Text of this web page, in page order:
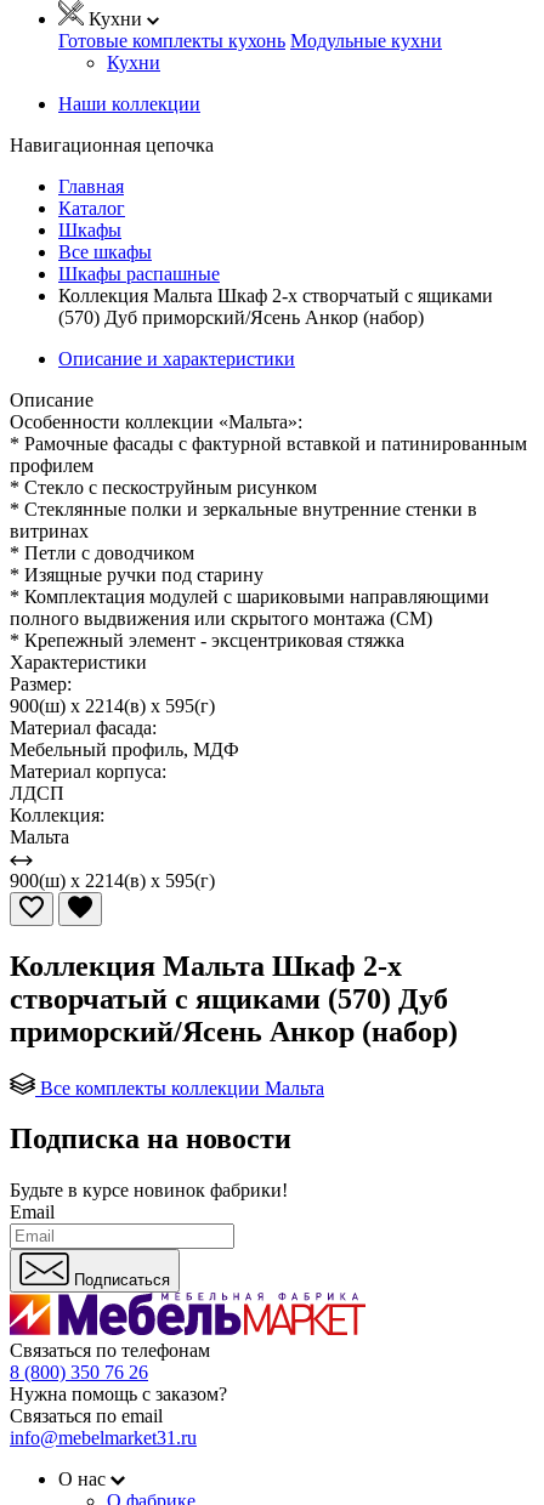
Кухни
Готовые комплекты кухонь Модульные кухни
Кухни
Наши коллекции
Навигационная цепочка
Главная
Каталог
Шкафы
Все шкафы
Шкафы распашные
Коллекция Мальта Шкаф 2-х створчатый с ящиками
(570) Дуб приморский/Ясень Анкор (набор)
Описание и характеристики
Описание
Особенности коллекции «Мальта»:
* Рамочные фасады с фактурной вставкой и патинированным
профилем
* Стекло с пескоструйным рисунком
* Стеклянные полки и зеркальные внутренние стенки в
витринах
* Петли с доводчиком
* Изящные ручки под старину
* Комплектация модулей с шариковыми направляющими
полного выдвижения или скрытого монтажа (СМ)
* Крепежный элемент - эксцентриковая стяжка
Характеристики
Размер:
900(ш) x 2214(в) x 595(г)
Материал фасада:
Мебельный профиль, МДФ
Материал корпуса:
ЛДСП
Коллекция:
Мальта
900(ш) x 2214(в) x 595(г)
Коллекция Мальта Шкаф 2-х
створчатый с ящиками (570) Дуб
приморский/Ясень Анкор (набор)
Все комплекты коллекции Мальта
Подписка на новости
Будьте в курсе новинок фабрики!
Email
Подписаться
Связаться по телефонам
8 (800) 350 76 26
Нужна помощь с заказом?
Связаться по email
info@mebelmarket31.ru
О нас